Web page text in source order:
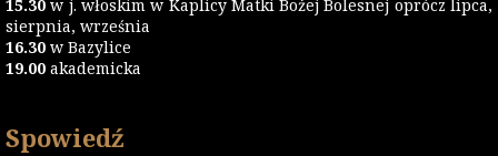
15.30 w j. włoskim w Kaplicy Matki Bożej Bolesnej oprócz lipca,
sierpnia, września
16.30 w Bazylice
19.00 akademicka
Spowiedź